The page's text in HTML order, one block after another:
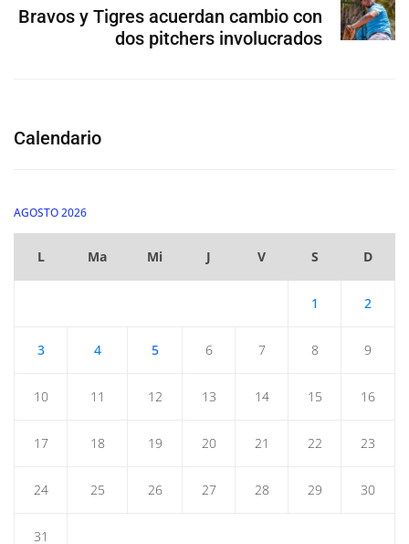
Bravos y Tigres acuerdan cambio con
dos pitchers involucrados
Calendario
AGOSTO 2026
L Ma Mi J V S D
1 2
3 4 5 6 7 8 9
10 11 12 13 14 15 16
17 18 19 20 21 22 23
24 25 26 27 28 29 30
31